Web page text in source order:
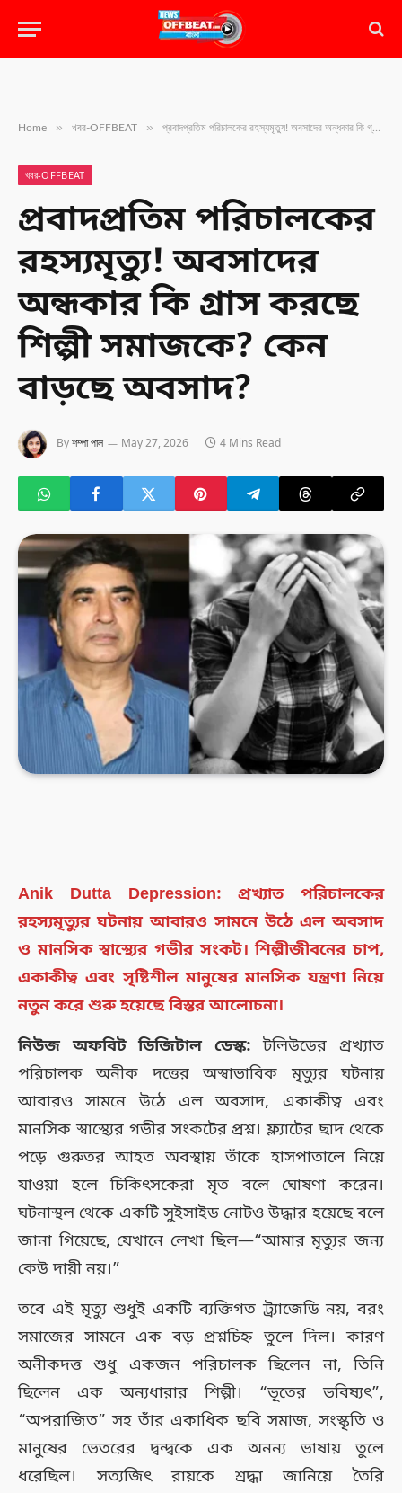
Home » খবর-OFFBEAT » প্রবাদপ্রতিম পরিচালকের রহস্যমৃত্যু! অবসাদের অন্ধকার কি গ্রাস করছে শিল্পী সমাজকে? কেন বাড়ছে অবসাদ?
খবর-OFFBEAT
প্রবাদপ্রতিম পরিচালকের
রহস্যমৃত্যু! অবসাদের
অন্ধকার কি গ্রাস করছে
শিল্পী সমাজকে? কেন
বাড়ছে অবসাদ?
Byশম্পা পাল May 27, 2026 4 Mins Read
Anik Dutta Depression: প্রখ্যাত পরিচালকের
রহস্যমৃত্যুর ঘটনায় আবারও সামনে উঠে এল অবসাদ
ও মানসিক স্বাস্থ্যের গভীর সংকট। শিল্পীজীবনের চাপ,
একাকীত্ব এবং সৃষ্টিশীল মানুষের মানসিক যন্ত্রণা নিয়ে
নতুন করে শুরু হয়েছে বিস্তর আলোচনা।
নিউজ অফবিট ডিজিটাল ডেস্ক: টলিউডের প্রখ্যাত
পরিচালক অনীক দত্তের অস্বাভাবিক মৃত্যুর ঘটনায়
আবারও সামনে উঠে এল অবসাদ, একাকীত্ব এবং
মানসিক স্বাস্থ্যের গভীর সংকটের প্রশ্ন। ফ্ল্যাটের ছাদ থেকে
পড়ে গুরুতর আহত অবস্থায় তাঁকে হাসপাতালে নিয়ে
যাওয়া হলে চিকিৎসকেরা মৃত বলে ঘোষণা করেন।
ঘটনাস্থল থেকে একটি সুইসাইড নোটও উদ্ধার হয়েছে বলে
জানা গিয়েছে, যেখানে লেখা ছিল—“আমার মৃত্যুর জন্য
কেউ দায়ী নয়।”
তবে এই মৃত্যু শুধুই একটি ব্যক্তিগত ট্র্যাজেডি নয়, বরং
সমাজের সামনে এক বড় প্রশ্নচিহ্ন তুলে দিল। কারণ
অনীকদত্ত শুধু একজন পরিচালক ছিলেন না, তিনি
ছিলেন এক অন্যধারার শিল্পী। “ভূতের ভবিষ্যৎ”,
“অপরাজিত” সহ তাঁর একাধিক ছবি সমাজ, সংস্কৃতি ও
মানুষের ভেতরের দ্বন্দ্বকে এক অনন্য ভাষায় তুলে
ধরেছিল। সত্যজিৎ রায়কে শ্রদ্ধা জানিয়ে তৈরি